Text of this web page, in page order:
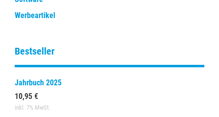
Werbeartikel
Bestseller
Jahrbuch 2025
10,95 €
inkl. 7% MwSt.